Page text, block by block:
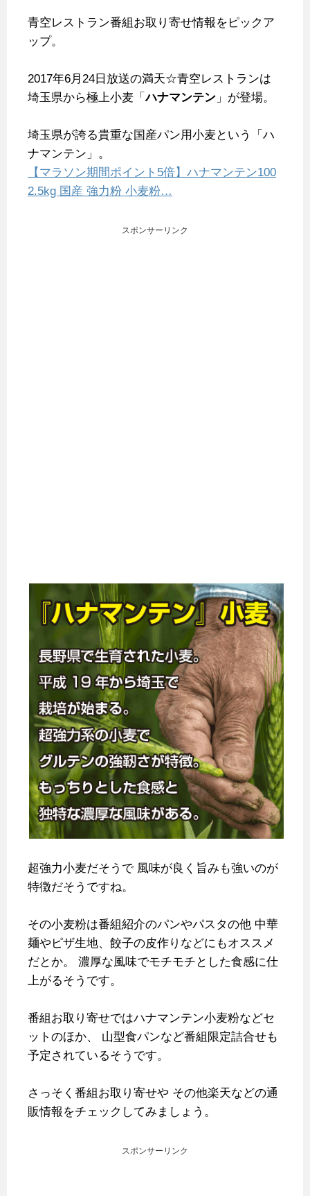
青空レストラン番組お取り寄せ情報をピックア
ップ。
2017年6月24日放送の満天☆青空レストランは
埼玉県から極上小麦「ハナマンテン 」が登場。
埼玉県が誇る貴重な国産パン用小麦という「ハ
ナマンテン」。
【マラソン期間ポイント5倍】ハナマンテン100
2.5kg 国産 強力粉 小麦粉…
スポンサーリンク
超強力小麦だそうで風味が良く旨みも強いのが
特徴だそうですね。
その小麦粉は番組紹介のパンやパスタの他 中華
麺やピザ生地、餃子の皮作りなどにもオススメ
だとか。
濃厚な風味でモチモチとした食感に仕
上がるそうです。
番組お取り寄せではハナマンテン小麦粉などセ
ットのほか、
山型食パンなど番組限定詰合せも
予定されているそうです。
さっそく番組お取り寄せや その他楽天などの通
販情報をチェックしてみましょう。
スポンサーリンク